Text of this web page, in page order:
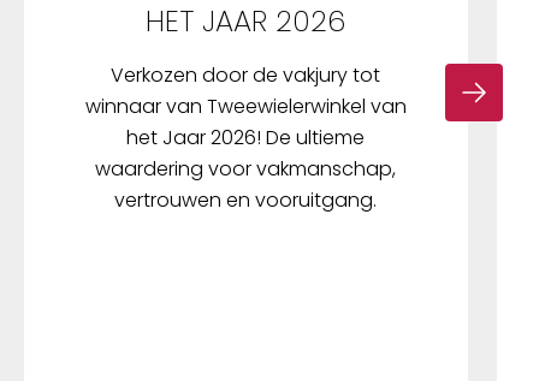
HET JAAR 2026
Verkozen door de vakjury tot
winnaar van Tweewielerwinkel van
het Jaar 2026! De ultieme
waardering voor vakmanschap,
vertrouwen en vooruitgang.